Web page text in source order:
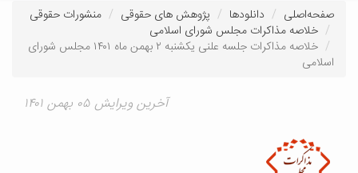
صفحه‌اصلی دانلودها پژوهش های حقوقی
منشورات حقوقی
خلاصه مذاکرات مجلس شورای اسلامی
خلاصه مذاکرات جلسه علنی یکشنبه ۲ بهمن ماه ۱۴۰۱ مجلس شورای
اسلامی
آخرین ویرایش ۰۵ بهمن ۱۴۰۱